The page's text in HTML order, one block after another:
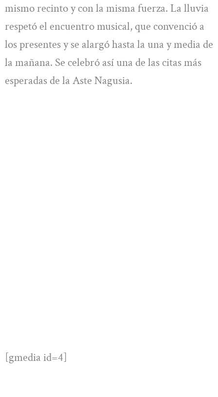
mismo recinto y con la misma fuerza. La lluvia
respetó el encuentro musical, que convenció a
los presentes y se alargó hasta la una y media de
la mañana. Se celebró así una de las citas más
esperadas de la Aste Nagusia.
[gmedia id=4]